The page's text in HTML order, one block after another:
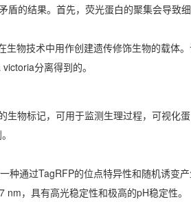
盾的结果。首先，荧光蛋白的聚集会导致
生物技术中用作创建遗传修饰生物的载体
分离得到的。
生物标记，可用于监测生理过程，可视
一种通过TagRFP的位点特异性和随机诱
nm，具有高光稳定性和极高的pH稳定性。